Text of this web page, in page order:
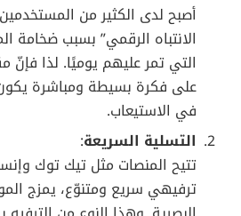
للمشاهدين؛ إذ إنّ المقاطع
المستخدم دومًا بالرغبة في
الطبيعة الترفيهية السريعة
3. لماذا يفضّل
الفيديو القصيرة؟
منظور المستخدم تجاه المحتوى